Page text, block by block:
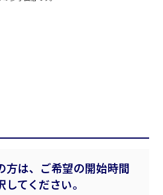
方は、ご希望の開始時間
てください。